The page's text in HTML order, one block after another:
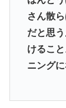
さん散
だと思
けるこ
ニングに